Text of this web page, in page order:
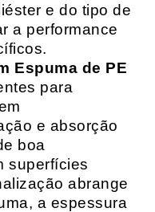
e do tipo de
a performance
Espuma de PE
para
e absorção
boa
superfícies
abrange
a espessura